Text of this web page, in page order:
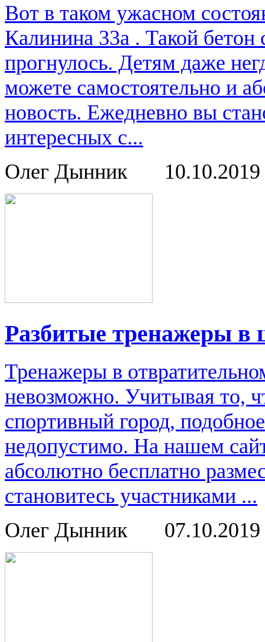
Вот в таком ужасном
Калинина 33а . Такой
прогнулось. Детям даже
можете самостоятельно и
новость. Ежедневно вы
интересных с...
Олег Дынник
10.10.2019
Разбитые тренажеры в
Тренажеры в
невозможно. Учитывая то,
спортивный город,
недопустимо. На нашем
абсолютно бесплатно
становитесь участниками ...
Олег Дынник
07.10.2019